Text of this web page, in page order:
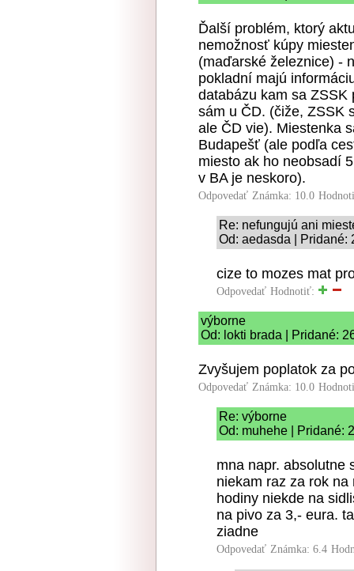
Ďalší problém, ktorý
nemožnosť kúpy
(maďarské železnice) -
pokladní majú
databázu kam sa
sám u ČD. (čiže, ZSSK
ale ČD vie). Miestenka
Budapešť (ale podľa
miesto ak ho neobsadí
v BA je neskoro).
Odpovedať Známka: 10.0
Re: nefungujú ani
Od: aedasda | Pridané:
cize to mozes mat
Odpovedať Hodnotiť:
výborne
Od: lokti brada | Pridané:
Zvyšujem poplatok za
Odpovedať Známka: 10.0
Re: výborne
Od: muhehe | Pridané:
mna napr. absolutne
niekam raz za rok
hodiny niekde na
na pivo za 3,- eura.
ziadne
Odpovedať Známka: 6.4